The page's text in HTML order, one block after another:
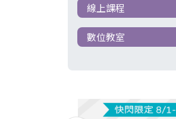
線上課程
數位教室